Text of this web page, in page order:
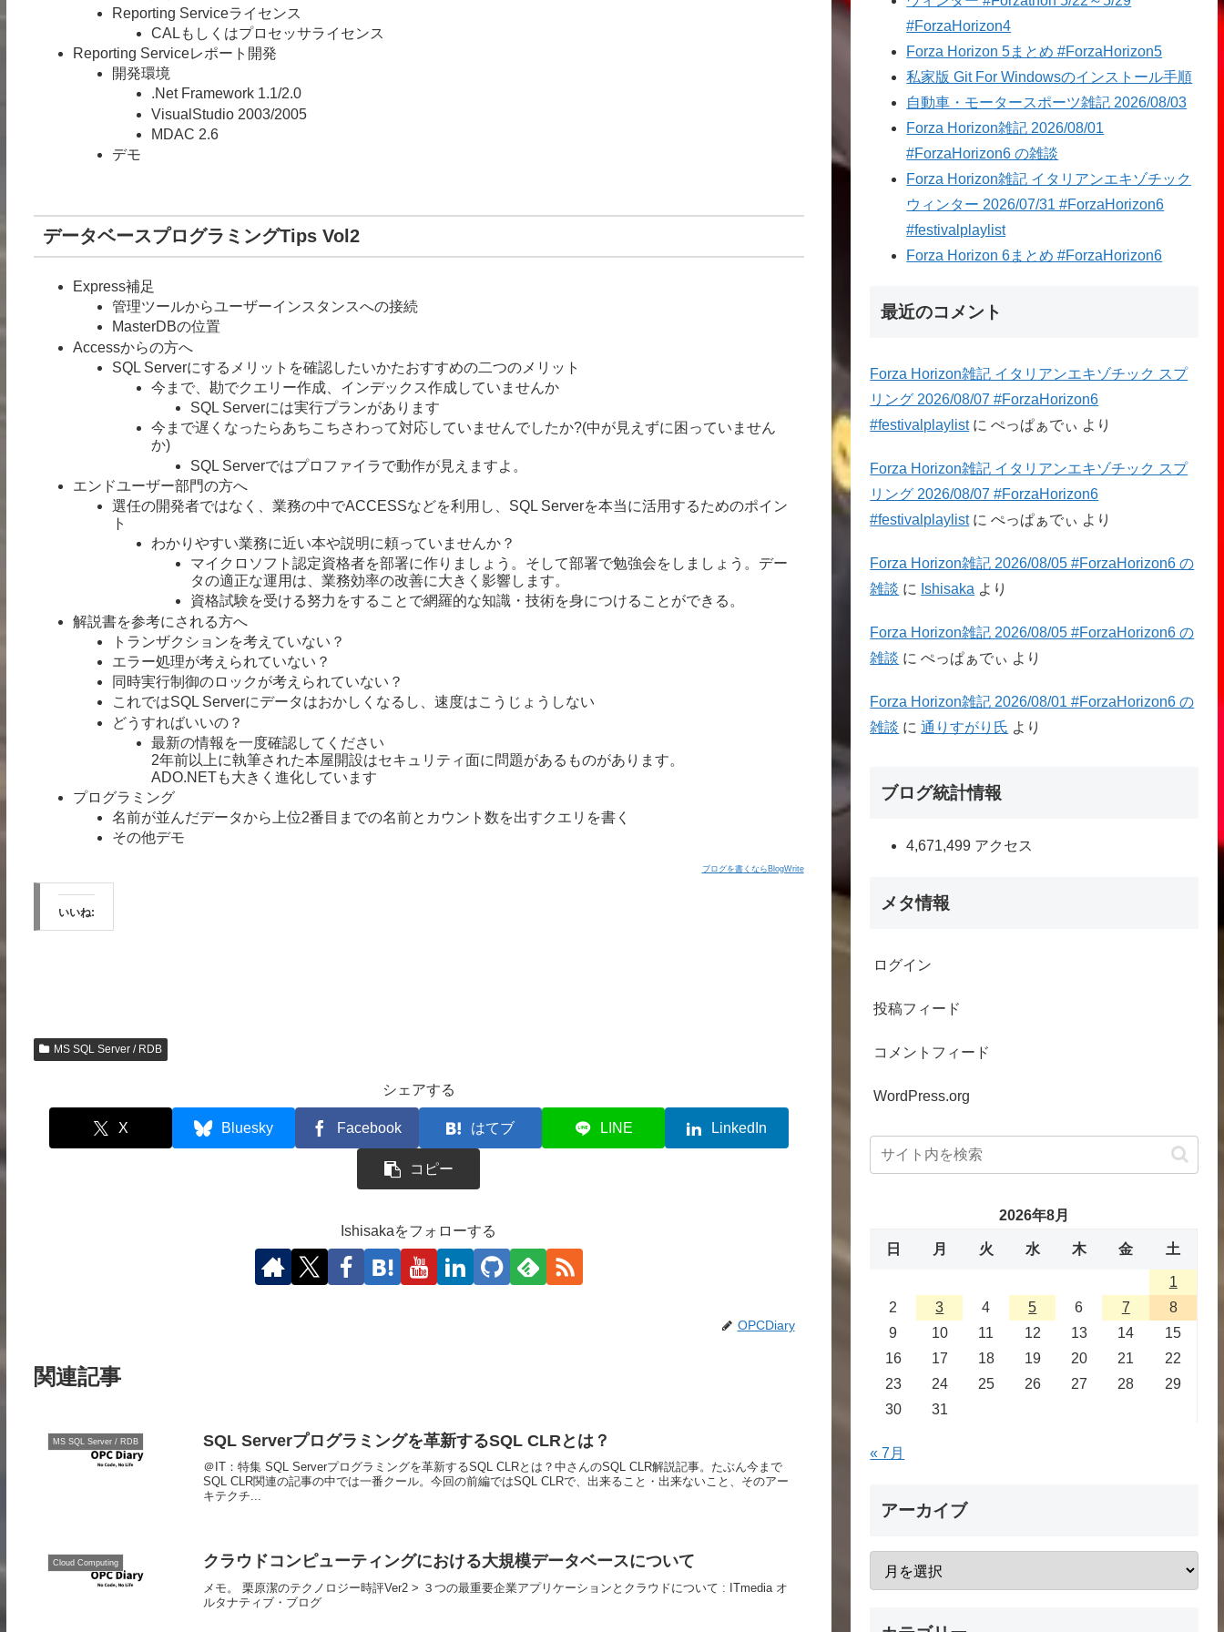
Reporting Serviceライセンス
CALもしくはプロセッサライセンス
Reporting Serviceレポート開発
開発環境
.Net Framework 1.1/2.0
VisualStudio 2003/2005
MDAC 2.6
デモ
データベースプログラミングTips Vol2
Express補足
管理ツールからユーザーインスタンスへの接続
MasterDBの位置
Accessからの方へ
SQL Serverにするメリットを確認したいかたおすすめの二つのメリット
今まで、勘でクエリー作成、インデックス作成していませんか
SQL Serverには実行プランがあります
今まで遅くなったらあちこちさわって対応していませんでしたか?(中が見えずに困っていません
か)
SQL Serverではプロファイラで動作が見えますよ。
エンドユーザー部門の方へ
選任の開発者ではなく、業務の中でACCESSなどを利用し、SQL Serverを本当に活用するためのポイン
ト
わかりやすい業務に近い本や説明に頼っていませんか？
マイクロソフト認定資格者を部署に作りましょう。そして部署で勉強会をしましょう。デー
タの適正な運用は、業務効率の改善に大きく影響します。
資格試験を受ける努力をすることで網羅的な知識・技術を身につけることができる。
解説書を参考にされる方へ
トランザクションを考えていない？
エラー処理が考えられていない？
同時実行制御のロックが考えられていない？
これではSQL Serverにデータはおかしくなるし、速度はこうじょうしない
どうすればいいの？
最新の情報を一度確認してください
2年前以上に執筆された本屋開設はセキュリティ面に問題があるものがあります。
ADO.NETも大きく進化しています
プログラミング
名前が並んだデータから上位2番目までの名前とカウント数を出すクエリを書く
その他デモ
ブログを書くならBlogWrite
いいね:
MS SQL Server / RDB
シェアする
X Bluesky Facebook はてブ LINE LinkedIn
コピー
Ishisakaをフォローする
OPCDiary
関連記事
MS SQL Server / RDB SQL Serverプログラミングを革新するSQL CLRとは？
＠IT：特集 SQL Serverプログラミングを革新するSQL CLRとは？中さんのSQL CLR解説記事。たぶん今まで
SQL CLR関連の記事の中では一番クール。今回の前編ではSQL CLRで、出来ること・出来ないこと、そのアー
キテクチ...
Cloud Computing クラウドコンピューティングにおける大規模データベースについて
メモ。 栗原潔のテクノロジー時評Ver2 > ３つの最重要企業アプリケーションとクラウドについて : ITmedia オ
ルタナティブ・ブログ
#ForzaHorizon4
Forza Horizon 5まとめ #ForzaHorizon5
私家版 Git For Windowsのインストール手順
自動車・モータースポーツ雑記 2026/08/03
Forza Horizon雑記 2026/08/01
#ForzaHorizon6 の雑談
Forza Horizon雑記 イタリアンエキゾチック
ウィンター 2026/07/31 #ForzaHorizon6
#festivalplaylist
Forza Horizon 6まとめ #ForzaHorizon6
最近のコメント
Forza Horizon雑記 イタリアンエキゾチック スプ
リング 2026/08/07 #ForzaHorizon6
#festivalplaylistにぺっぱぁでぃ より
Forza Horizon雑記 イタリアンエキゾチック スプ
リング 2026/08/07 #ForzaHorizon6
#festivalplaylistにぺっぱぁでぃ より
Forza Horizon雑記 2026/08/05 #ForzaHorizon6 の
雑談 に Ishisaka より
Forza Horizon雑記 2026/08/05 #ForzaHorizon6 の
雑談 にぺっぱぁでぃ より
Forza Horizon雑記 2026/08/01 #ForzaHorizon6 の
雑談 に通りすがり氏 より
ブログ統計情報
4,671,499 アクセス
メタ情報
ログイン
投稿フィード
コメントフィード
WordPress.org
2026年8月
日 月 火 水 木 金 土
1
2
3 4 5 6 7
8
9
10 11 12 13 14
15
16
17 18 19 20 21
22
23
24 25 26 27 28
29
30
31
« 7月
アーカイブ